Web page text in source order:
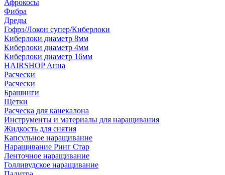
Афрокосы
Фибра
Дреды
Гофрэ/Локон супер/Киберлоки
Киберлоки диаметр 8мм
Киберлоки диаметр 4мм
Киберлоки диаметр 16мм
HAIRSHOP Анна
Расчески
Расчески
Брашинги
Щетки
Расческа для канекалона
Инструменты и материалы для наращивания
Жидкость для снятия
Капсульное наращивание
Наращивание Ринг Стар
Ленточное наращивание
Голливудское наращивание